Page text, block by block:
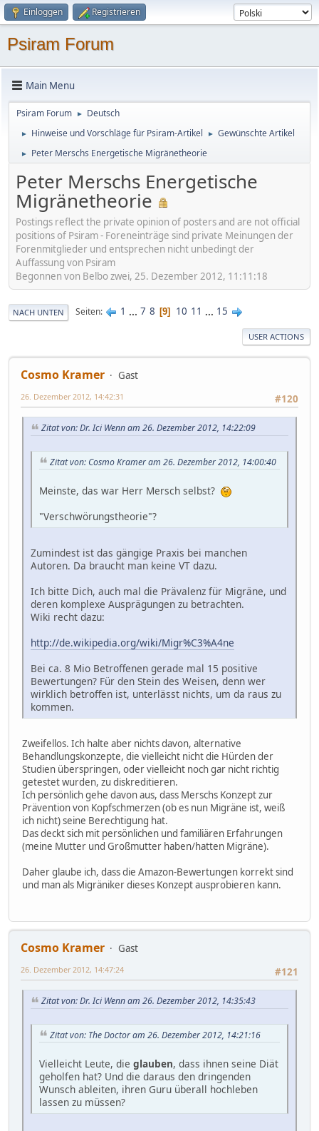
Einloggen Registrieren
Psiram Forum
Main Menu
Psiram Forum ► Deutsch
► Hinweise und Vorschläge für Psiram-Artikel ► Gewünschte Artikel
► Peter Merschs Energetische Migränetheorie
Peter Merschs Energetische
Migränetheorie
Postings reflect the private opinion of posters and are not official
positions of Psiram - Foreneinträge sind private Meinungen der
Forenmitglieder und entsprechen nicht unbedingt der
Auffassung von Psiram
Begonnen von Belbo zwei, 25. Dezember 2012, 11:11:18
NACH UNTEN Seiten 1 ... 7 8 9 10 11 ... 15
USER ACTIONS
Cosmo Kramer
Gast
#120
26. Dezember 2012, 14:42:31
Zitat von: Dr. Ici Wenn am 26. Dezember 2012, 14:22:09
Zitat von: Cosmo Kramer am 26. Dezember 2012, 14:00:40
Meinste, das war Herr Mersch selbst?
"Verschwörungstheorie"?
Zumindest ist das gängige Praxis bei manchen
Autoren. Da braucht man keine VT dazu.
Ich bitte Dich, auch mal die Prävalenz für Migräne, und
deren komplexe Ausprägungen zu betrachten.
Wiki recht dazu:
http://de.wikipedia.org/wiki/Migr%C3%A4ne
Bei ca. 8 Mio Betroffenen gerade mal 15 positive
Bewertungen? Für den Stein des Weisen, denn wer
wirklich betroffen ist, unterlässt nichts, um da raus zu
kommen.
Zweifellos. Ich halte aber nichts davon, alternative
Behandlungskonzepte, die vielleicht nicht die Hürden der
Studien überspringen, oder vielleicht noch gar nicht richtig
getestet wurden, zu diskreditieren.
Ich persönlich gehe davon aus, dass Merschs Konzept zur
Prävention von Kopfschmerzen (ob es nun Migräne ist, weiß
ich nicht) seine Berechtigung hat.
Das deckt sich mit persönlichen und familiären Erfahrungen
(meine Mutter und Großmutter haben/hatten Migräne).
Daher glaube ich, dass die Amazon-Bewertungen korrekt sind
und man als Migräniker dieses Konzept ausprobieren kann.
Cosmo Kramer
Gast
#121
26. Dezember 2012, 14:47:24
Zitat von: Dr. Ici Wenn am 26. Dezember 2012, 14:35:43
Zitat von: The Doctor am 26. Dezember 2012, 14:21:16
Vielleicht Leute, die glauben, dass ihnen seine Diät
geholfen hat? Und die daraus den dringenden
Wunsch ableiten, ihren Guru überall hochleben
lassen zu müssen?